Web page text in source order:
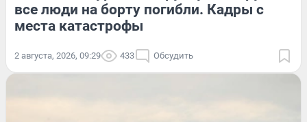
все люди на борту погибли. Кадры с
места катастрофы
2 августа, 2026, 09:29 433 Обсудить